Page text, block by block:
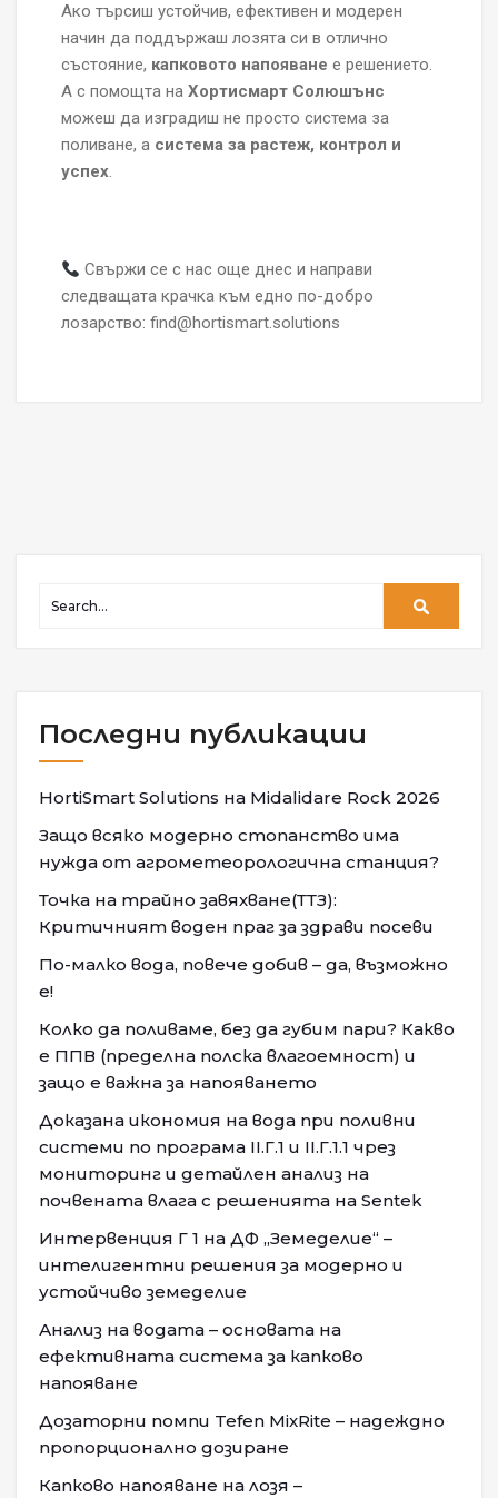
Ако търсиш устойчив, ефективен и модерен
начин да поддържаш лозята си в отлично
състояние, капковото напояване е решението.
А с помощта на Хортисмарт Солюшънс
можеш да изградиш не просто система за
поливане, а система за растеж, контрол и
успех.
Свържи се с нас още днес и направи
следващата крачка към едно по-добро
лозарство: find@hortismart.solutions
Последни публикации
HortiSmart Solutions на Midalidare Rock 2026
Защо всяко модерно стопанство има
нужда от агрометеорологична станция?
Точка на трайно завяхване(ТТЗ):
Критичният воден праг за здрави посеви
По-малко вода, повече добив – да, възможно
е!
Колко да поливаме, без да губим пари? Какво
е ППВ (пределна полска влагоемност) и
защо е важна за напояването
Доказана икономия на вода при поливни
системи по програма II.Г.1 и II.Г.1.1 чрез
мониторинг и детайлен анализ на
почвената влага с решенията на Sentek
Интервенция Г 1 на ДФ „Земеделие“ –
интелигентни решения за модерно и
устойчиво земеделие
Анализ на водата – основата на
ефективната система за капково
напояване
Дозаторни помпи Tefen MixRite – надеждно
пропорционално дозиране
Капково напояване на лозя –